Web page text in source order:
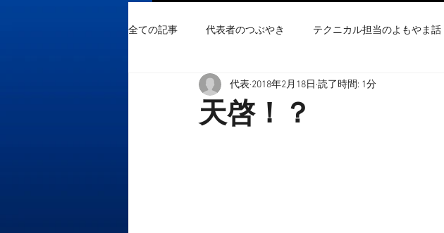
全ての記事 代表者のつぶやき テクニカル担当のよもやま話
天啓！？
代表 2018年2月18日 読了時間: 1分